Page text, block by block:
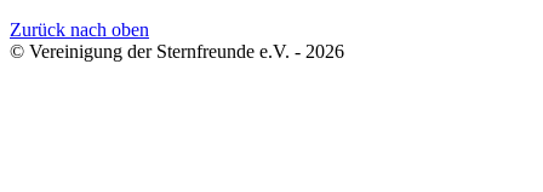
Zurück nach oben
© Vereinigung der Sternfreunde e.V. - 2026